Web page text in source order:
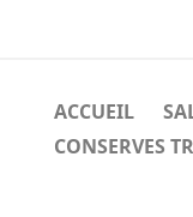
ACCUEIL
CONSERVES